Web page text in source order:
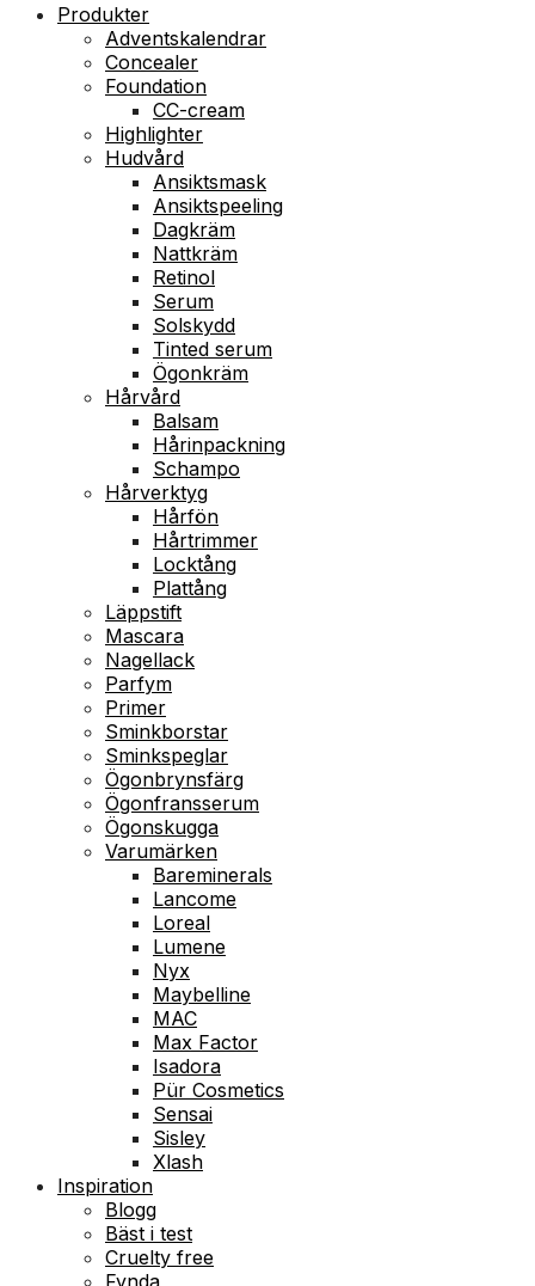
Produkter
Adventskalendrar
Concealer
Foundation
CC-cream
Highlighter
Hudvård
Ansiktsmask
Ansiktspeeling
Dagkräm
Nattkräm
Retinol
Serum
Solskydd
Tinted serum
Ögonkräm
Hårvård
Balsam
Hårinpackning
Schampo
Hårverktyg
Hårfön
Hårtrimmer
Locktång
Plattång
Läppstift
Mascara
Nagellack
Parfym
Primer
Sminkborstar
Sminkspeglar
Ögonbrynsfärg
Ögonfransserum
Ögonskugga
Varumärken
Bareminerals
Lancome
Loreal
Lumene
Nyx
Maybelline
MAC
Max Factor
Isadora
Pür Cosmetics
Sensai
Sisley
Xlash
Inspiration
Blogg
Bäst i test
Cruelty free
Fynda